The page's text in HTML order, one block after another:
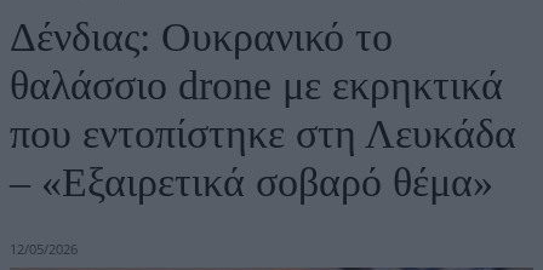
Δένδιας: Ουκρανικό το
θαλάσσιο drone με εκρηκτικά
που εντοπίστηκε στη Λευκάδα
– «Εξαιρετικά σοβαρό θέμα»
12/05/2026